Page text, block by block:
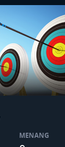
MENANG